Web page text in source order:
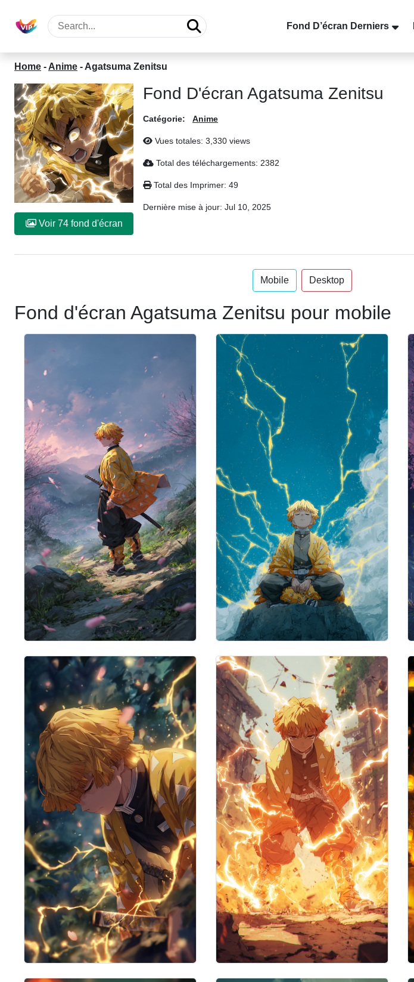
Fond D’écran Derniers
Home - Anime - Agatsuma Zenitsu
Voir 74 fond d'écran
Fond D'écran Agatsuma Zenitsu
Catégorie: Anime
Vues totales: 3,330 views
Total des téléchargements: 2382
Total des Imprimer: 49
Dernière mise à jour: Jul 10, 2025
Mobile Desktop
Fond d'écran Agatsuma Zenitsu pour mobile